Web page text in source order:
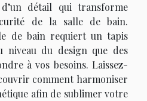
détail qui transforme
de la salle de bain.
de bain requiert un tapis
niveau du design que des
à vos besoins. Laissez-
comment harmoniser
afin de sublimer votre